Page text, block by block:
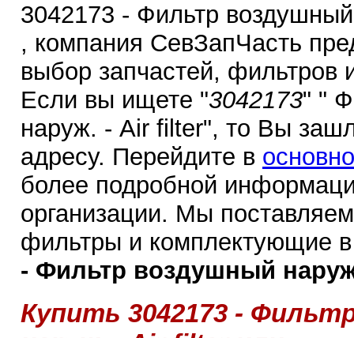
3042173 - Фильтр
, компания СевЗапЧасть
выбор запчастей, фильтров
Если вы ищете "3042173" "
наруж. - Air filter", то Вы
адресу. Перейдите в
более подробной
организации. Мы
фильтры и комплектующие
- Фильтр воздушный
Купить 3042173 -